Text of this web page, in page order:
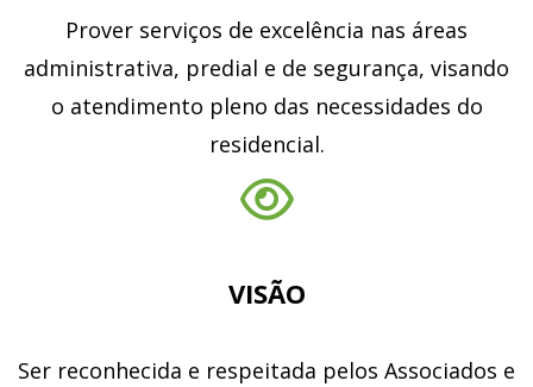
Prover serviços de excelência nas áreas
administrativa, predial e de segurança, visando
o atendimento pleno das necessidades do
residencial.
VISÃO
Ser reconhecida e respeitada pelos Associados e